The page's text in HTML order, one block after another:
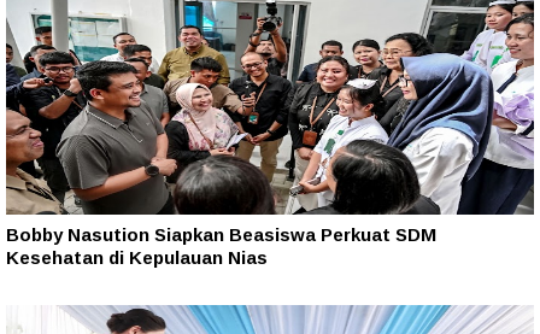
Bobby Nasution Siapkan Beasiswa Perkuat SDM
Kesehatan di Kepulauan Nias